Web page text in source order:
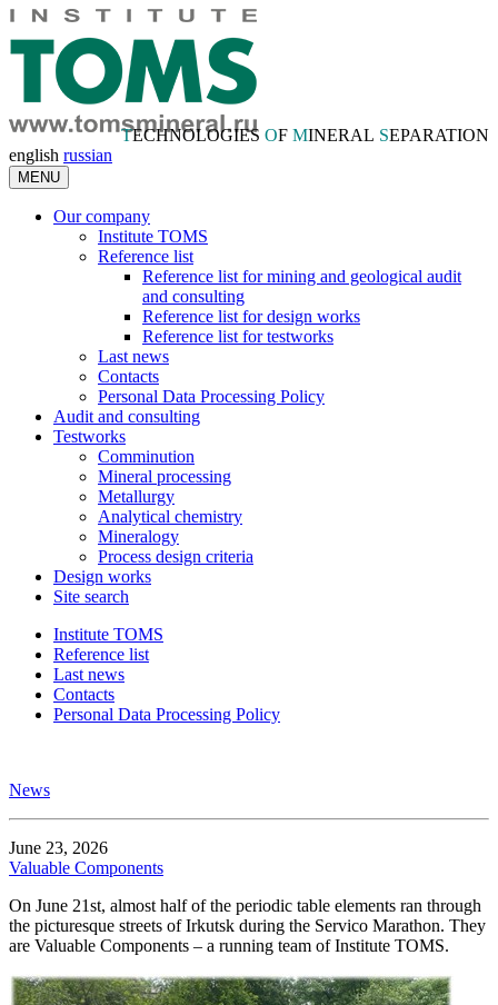
TECHNOLOGIES OF MINERAL SEPARATION
english russian
MENU
Our company
Institute TOMS
Reference list
Reference list for mining and geological audit
and consulting
Reference list for design works
Reference list for testworks
Last news
Contacts
Personal Data Processing Policy
Audit and consulting
Testworks
Comminution
Mineral processing
Metallurgy
Analytical chemistry
Mineralogy
Process design criteria
Design works
Site search
Institute TOMS
Reference list
Last news
Contacts
Personal Data Processing Policy
News
June 23, 2026
Valuable Components
On June 21st, almost half of the periodic table elements ran through
the picturesque streets of Irkutsk during the Servico Marathon. They
are Valuable Components – a running team of Institute TOMS.